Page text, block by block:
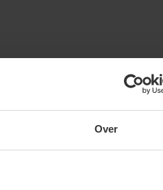
Over